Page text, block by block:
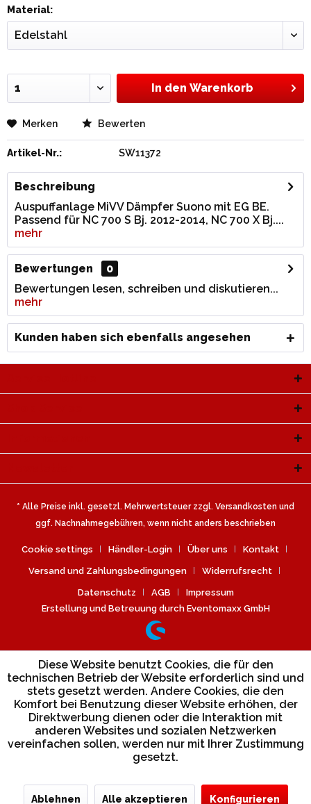
Material:
In den Warenkorb
Merken Bewerten
Artikel-Nr.: SW11372
Beschreibung
Auspuffanlage MiVV Dämpfer Suono mit EG BE.
Passend für NC 700 S Bj. 2012-2014, NC 700 X Bj....
mehr
Bewertungen
0
Bewertungen lesen, schreiben und diskutieren...
mehr
Kunden haben sich ebenfalls angesehen
* Alle Preise inkl. gesetzl. Mehrwertsteuer zzgl. Versandkosten und
ggf. Nachnahmegebühren, wenn nicht anders beschrieben
Cookie settings Händler-Login Über uns Kontakt
Versand und Zahlungsbedingungen Widerrufsrecht
Datenschutz AGB
Impressum
Erstellung und Betreuung durch Eventomaxx GmbH
Diese Website benutzt Cookies, die für den
technischen Betrieb der Website erforderlich sind und
stets gesetzt werden. Andere Cookies, die den
Komfort bei Benutzung dieser Website erhöhen, der
Direktwerbung dienen oder die Interaktion mit
anderen Websites und sozialen Netzwerken
vereinfachen sollen, werden nur mit Ihrer Zustimmung
gesetzt.
Ablehnen Alle akzeptieren Konfigurieren